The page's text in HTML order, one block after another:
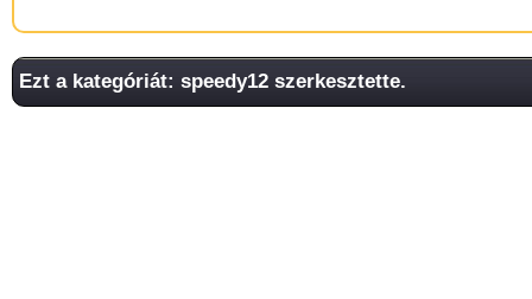
Ezt a kategóriát: speedy12 szerkesztette.